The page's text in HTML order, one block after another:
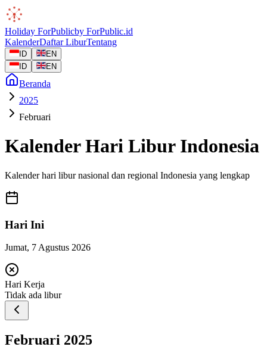
Holiday ForPublicby ForPublic.id
KalenderDaftar LiburTentang
ID
EN
ID
EN
Beranda
2025
Februari
Kalender Hari Libur Indonesia
Kalender hari libur nasional dan regional Indonesia yang lengkap
Hari Ini
Jumat, 7 Agustus 2026
Hari Kerja
Tidak ada libur
Februari 2025